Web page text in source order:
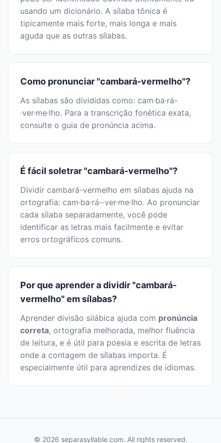
usando um dicionário. A sílaba tônica é
tipicamente mais forte, mais longa e mais
aguda que as outras sílabas.
Como pronunciar "cambará-vermelho"?
As sílabas são divididas como: cam·ba·rá-
·ver·me·lho. Para a transcrição fonética exata,
consulte o guia de pronúncia acima.
É fácil soletrar "cambará-vermelho"?
Dividir cambará-vermelho em sílabas ajuda na
ortografia: cam·ba·rá-·ver·me·lho. Ao pronunciar
cada sílaba separadamente, você pode
identificar as letras mais facilmente e evitar
erros ortográficos comuns.
Por que aprender a dividir "cambará-
vermelho" em sílabas?
Aprender divisão silábica ajuda com pronúncia
correta, ortografia melhorada, melhor fluência
de leitura, e é útil para poesia e escrita de letras
onde a contagem de sílabas importa. É
especialmente útil para aprendizes de idiomas.
© 2026 separasyllable.com. All rights reserved.